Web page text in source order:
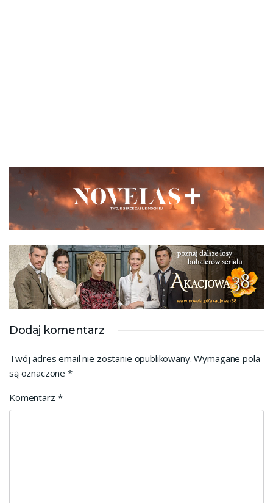
Dodaj komentarz
Twój adres email nie zostanie opublikowany. Wymagane pola
są oznaczone*
Komentarz *